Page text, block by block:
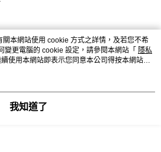
本網站使用 cookie 方式之詳情，及若您不希
變更電腦的 cookie 設定，請參閱本網站「 隱私
使用本網站即表示您同意本公司得按本網站使
。
我知道了